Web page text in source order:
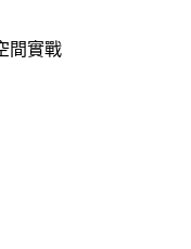
間實戰